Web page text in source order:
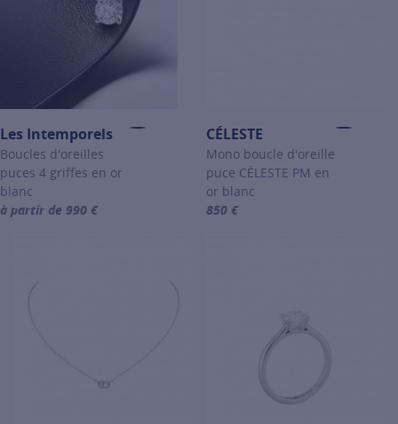
Les Intemporels
Boucles d'oreilles
puces 4 griffes en or
blanc
à partir de 990 €
CÉLESTE
Mono boucle d'oreille
puce CÉLESTE PM en
or blanc
850 €